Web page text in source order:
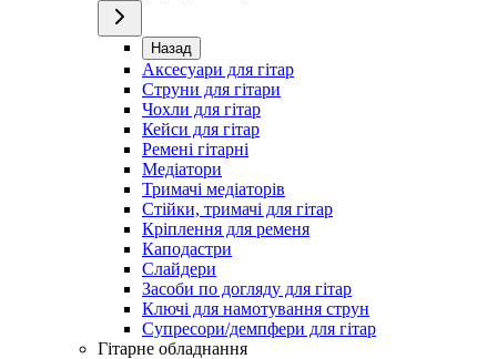
Назад
Аксесуари для гітар
Струни для гітари
Чохли для гітар
Кейси для гітар
Ремені гітарні
Медіатори
Тримачі медіаторів
Стійки, тримачі для гітар
Кріплення для ременя
Каподастри
Слайдери
Засоби по догляду для гітар
Ключі для намотування струн
Супресори/демпфери для гітар
Гітарне обладнання